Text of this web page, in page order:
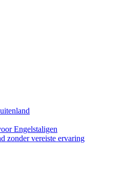
Engelstaligen
zonder vereiste ervaring